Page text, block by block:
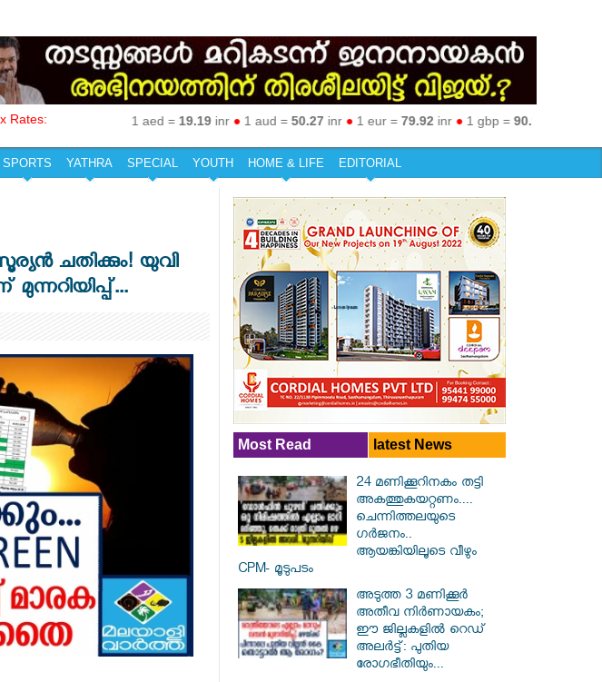
Rates: 1 aed =19.19inr●1 aud =50.27inr●1 eur =79.92inr●1 gbp =90.97inr
SPORTS YATHRA SPECIAL YOUTH HOME & LIFE EDITORIAL
ചതിക്കും! യുവി
Most Read latest News
24 മണിക്കൂറിനകം തട്ടി
അകത്തുകയറ്റണം....
ചെന്നിത്തലയുടെ
ഗർജനം..
ആയങ്കിയിലൂടെ വീഴും
CPM- മൂടുപടം
അടുത്ത 3 മണിക്കൂർ
അതീവ നിർണായകം;
ഈ ജില്ലകളിൽ റെഡ്
അലർട്ട്: പുതിയ
രോഗഭീതിയും...